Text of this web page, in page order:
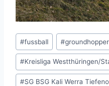
Schlagworte:
#fussball #groundhopper
#Kreisliga Westthüringen/
#SG BSG Kali Werra